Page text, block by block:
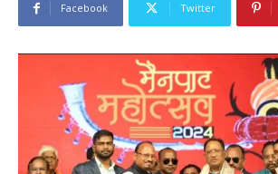
Facebook Twitter